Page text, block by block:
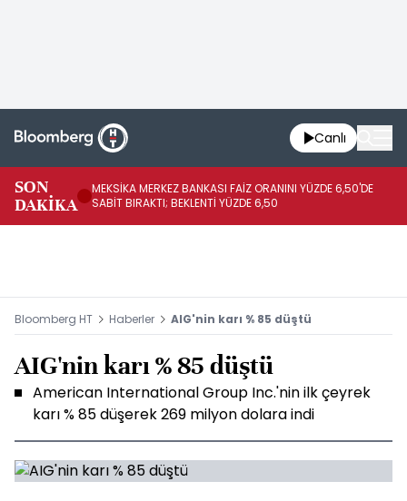
Canlı
SON
DAKİKA
MEKSİKA MERKEZ BANKASI FAİZ ORANINI YÜZDE 6,50'DE
SABİT BIRAKTI; BEKLENTİ YÜZDE 6,50
Bloomberg HT Haberler AIG'nin karı % 85 düştü
AIG'nin karı % 85 düştü
American International Group Inc.'nin ilk çeyrek
karı % 85 düşerek 269 milyon dolara indi